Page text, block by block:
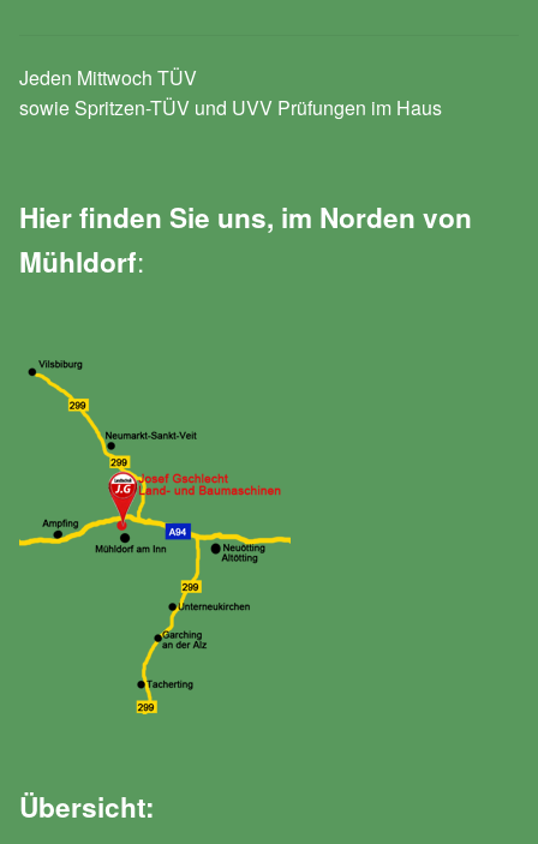
Jeden Mittwoch TÜV
sowie Spritzen-TÜV und UVV Prüfungen im Haus
Hier finden Sie uns, im Norden von
Mühldorf:
Übersicht: